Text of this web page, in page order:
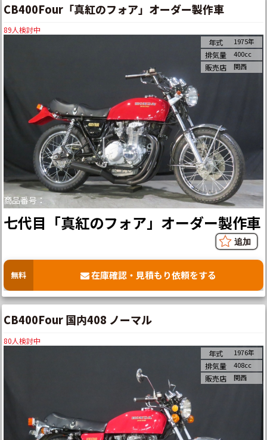
CB400Four「真紅のフォア」オーダー製作車
89人検討中
商品番号：
年式 1975年
排気量 400cc
販売店 関西
七代目「真紅のフォア」オーダー製作車
無料 在庫確認・見積もり依頼をする
CB400Four 国内408 ノーマル
80人検討中
年式 1976年
排気量 408cc
販売店 関西